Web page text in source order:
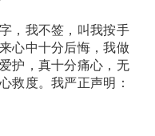
，我不签，叫我按手
心中十分后悔，我做
护，真十分痛心，无
救度。我严正声明：